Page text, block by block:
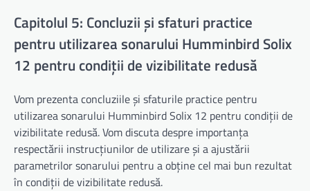
Capitolul 5: Concluzii și sfaturi practice
pentru utilizarea sonarului Humminbird Solix
12 pentru condiții de vizibilitate redusă
Vom prezenta concluziile și sfaturile practice pentru
utilizarea sonarului Humminbird Solix 12 pentru condiții de
vizibilitate redusă. Vom discuta despre importanța
respectării instrucțiunilor de utilizare și a ajustării
parametrilor sonarului pentru a obține cel mai bun rezultat
în condiții de vizibilitate redusă.